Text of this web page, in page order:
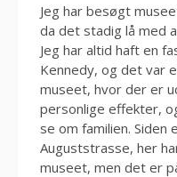
Jeg har besøgt
da det stadig lå med
Jeg har altid haft en
Kennedy, og det var
museet, hvor der er
personlige effekter,
se om familien.
Auguststrasse, her
museet, men det er